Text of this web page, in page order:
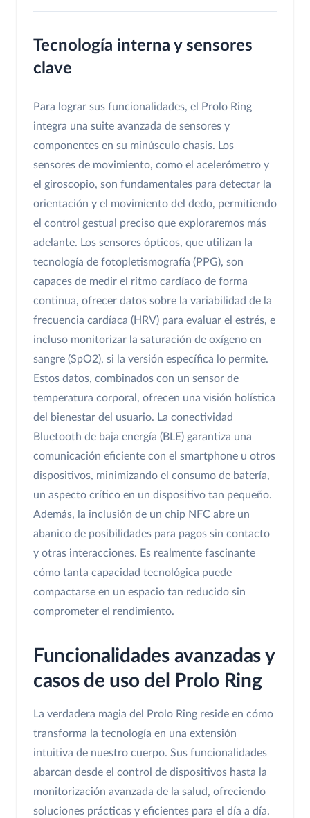
Tecnología interna y sensores
clave
Para lograr sus funcionalidades, el Prolo Ring
integra una suite avanzada de sensores y
componentes en su minúsculo chasis. Los
sensores de movimiento, como el acelerómetro y
el giroscopio, son fundamentales para detectar la
orientación y el movimiento del dedo, permitiendo
el control gestual preciso que exploraremos más
adelante. Los sensores ópticos, que utilizan la
tecnología de fotopletismografía (PPG), son
capaces de medir el ritmo cardíaco de forma
continua, ofrecer datos sobre la variabilidad de la
frecuencia cardíaca (HRV) para evaluar el estrés, e
incluso monitorizar la saturación de oxígeno en
sangre (SpO2), si la versión específica lo permite.
Estos datos, combinados con un sensor de
temperatura corporal, ofrecen una visión holística
del bienestar del usuario. La conectividad
Bluetooth de baja energía (BLE) garantiza una
comunicación eficiente con el smartphone u otros
dispositivos, minimizando el consumo de batería,
un aspecto crítico en un dispositivo tan pequeño.
Además, la inclusión de un chip NFC abre un
abanico de posibilidades para pagos sin contacto
y otras interacciones. Es realmente fascinante
cómo tanta capacidad tecnológica puede
compactarse en un espacio tan reducido sin
comprometer el rendimiento.
Funcionalidades avanzadas y
casos de uso del Prolo Ring
La verdadera magia del Prolo Ring reside en cómo
transforma la tecnología en una extensión
intuitiva de nuestro cuerpo. Sus funcionalidades
abarcan desde el control de dispositivos hasta la
monitorización avanzada de la salud, ofreciendo
soluciones prácticas y eficientes para el día a día.